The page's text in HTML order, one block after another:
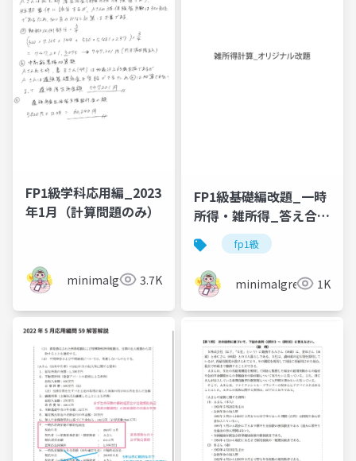
FP1級学科応用編_2023
年1月（計算問題のみ）
minimalgreen3.7K
FP1級基礎編改題_一時
所得・雑所得_答え合わ
せ
fp1級
minimalgreen 1K